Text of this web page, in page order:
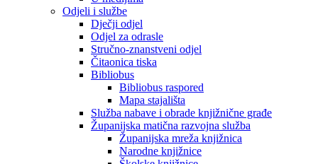
Odjeli i službe
Dječji odjel
Odjel za odrasle
Stručno-znanstveni odjel
Čitaonica tiska
Bibliobus
Bibliobus raspored
Mapa stajališta
Služba nabave i obrade knjižnične građe
Županijska matična razvojna služba
Županijska mreža knjižnica
Narodne knjižnice